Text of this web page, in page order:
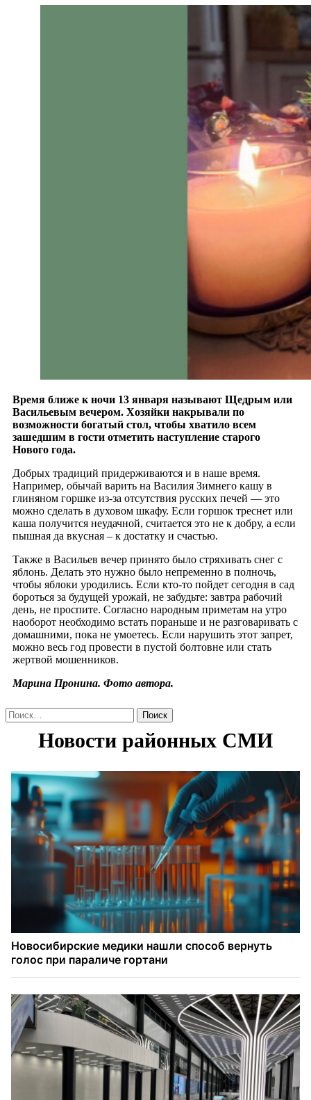
Время ближе к ночи 13 января называют Щедрым или
Васильевым вечером. Хозяйки накрывали по
возможности богатый стол, чтобы хватило всем
зашедшим в гости отметить наступление старого
Нового года.
Добрых традиций придерживаются и в наше время.
Например, обычай варить на Василия Зимнего кашу в
глиняном горшке из-за отсутствия русских печей — это
можно сделать в духовом шкафу. Если горшок треснет или
каша получится неудачной, считается это не к добру, а если
пышная да вкусная – к достатку и счастью.
Также в Васильев вечер принято было стряхивать снег с
яблонь. Делать это нужно было непременно в полночь,
чтобы яблоки уродились. Если кто-то пойдет сегодня в сад
бороться за будущей урожай, не забудьте: завтра рабочий
день, не проспите. Согласно народным приметам на утро
наоборот необходимо встать пораньше и не разговаривать с
домашними, пока не умоетесь. Если нарушить этот запрет,
можно весь год провести в пустой болтовне или стать
жертвой мошенников.
Марина Пронина. Фото автора.
Найти: